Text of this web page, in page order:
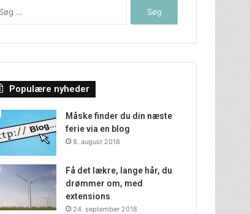
Populære nyheder
Måske finder du din næste
ferie via en blog
8. august 2018
Få det lækre, lange hår, du
drømmer om, med
extensions
24. september 2018